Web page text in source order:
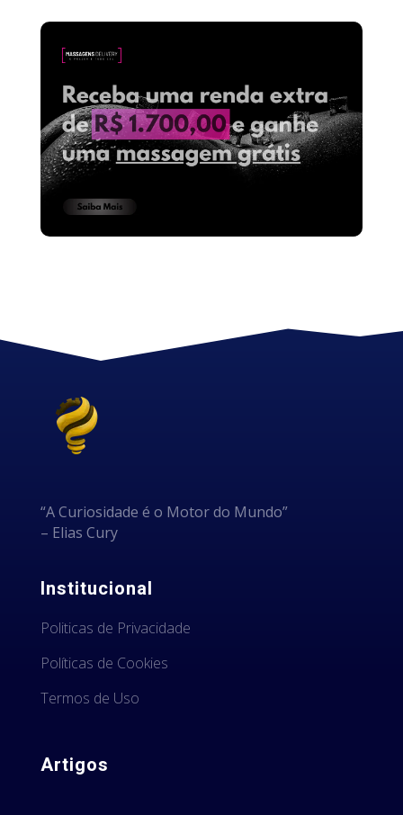
“A Curiosidade é o Motor do Mundo”
– Elias Cury
Institucional
Politicas de Privacidade
Políticas de Cookies
Termos de Uso
Artigos